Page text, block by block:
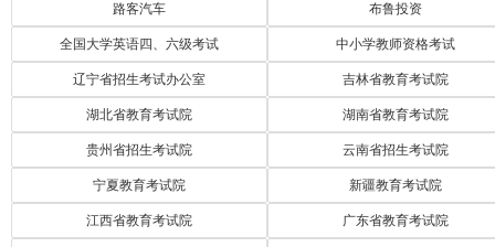
路客汽车 布鲁投资
全国大学英语四、六级考试 中小学教师资格考试
辽宁省招生考试办公室 吉林省教育考试院
湖北省教育考试院 湖南省教育考试院
贵州省招生考试院 云南省招生考试院
宁夏教育考试院 新疆教育考试院
江西省教育考试院 广东省教育考试院